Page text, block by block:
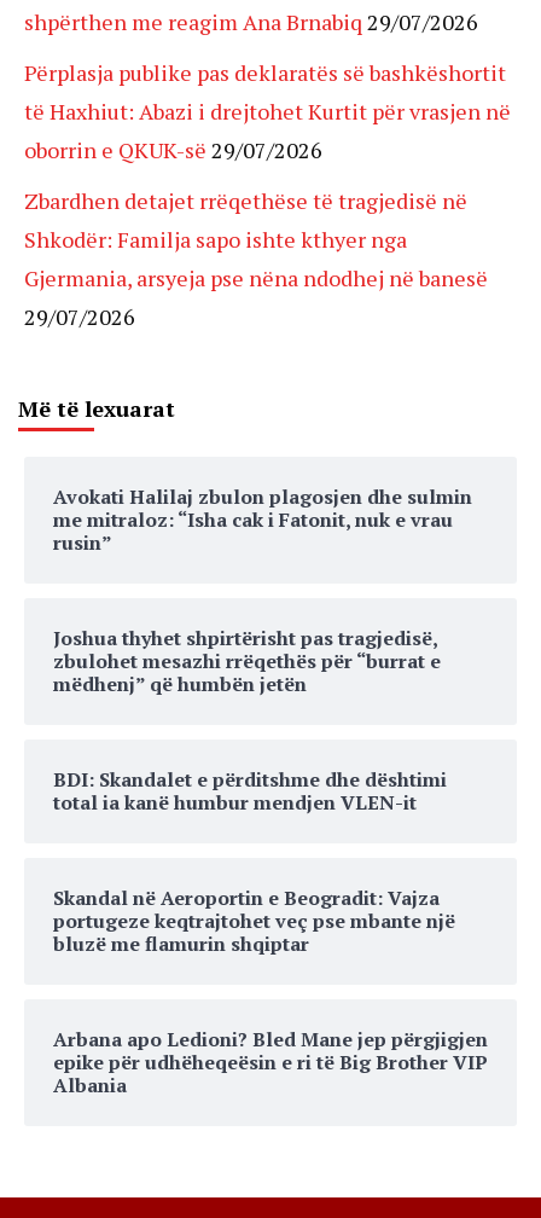
shpërthen me reagim Ana Brnabiq 29/07/2026
Përplasja publike pas deklaratës së bashkëshortit
të Haxhiut: Abazi i drejtohet Kurtit për vrasjen në
oborrin e QKUK-së 29/07/2026
Zbardhen detajet rrëqethëse të tragjedisë në
Shkodër: Familja sapo ishte kthyer nga
Gjermania, arsyeja pse nëna ndodhej në banesë
29/07/2026
Më të lexuarat
Avokati Halilaj zbulon plagosjen dhe sulmin
me mitraloz: “Isha cak i Fatonit, nuk e vrau
rusin”
Joshua thyhet shpirtërisht pas tragjedisë,
zbulohet mesazhi rrëqethës për “burrat e
mëdhenj” që humbën jetën
BDI: Skandalet e përditshme dhe dështimi
total ia kanë humbur mendjen VLEN-it
Skandal në Aeroportin e Beogradit: Vajza
portugeze keqtrajtohet veç pse mbante një
bluzë me flamurin shqiptar
Arbana apo Ledioni? Bled Mane jep përgjigjen
epike për udhëheqeësin e ri të Big Brother VIP
Albania